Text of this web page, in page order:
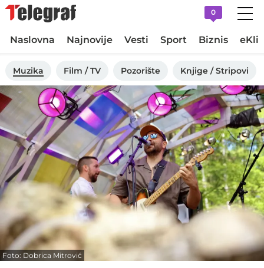
0
Naslovna Najnovije Vesti Sport Biznis
Muzika Film / TV Pozorište Knjige / Stripovi
Foto: Dobrica Mitrović